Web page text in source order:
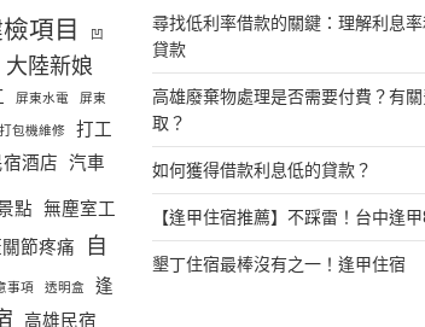
項目
凹
大陸新娘
屏東水電 屏東
打包機維修 打工
宿酒店 汽車
點 無塵室工
節疼痛
自
事項 透明盒
逢
高雄民宿
尋找低利率借款的關鍵：理解利息
貸款
高雄廢棄物處理是否需要付費？有
取？
如何獲得借款利息低的貸款？
【逢甲住宿推薦】不踩雷！台中逢
墾丁住宿最棒沒有之一！逢甲住宿